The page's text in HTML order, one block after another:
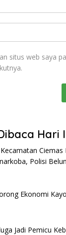
situs web saya
Hari
Ciemas
Polisi
Ekonomi
Jadi Pemicu